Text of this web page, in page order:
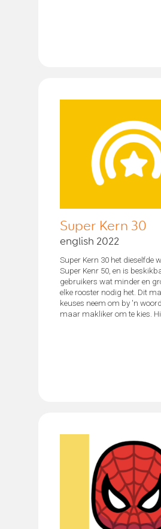
Super Kern 30
english 2022
Super Kern 30 het dieselfde
Super Kenr 50, en is
gebruikers wat minder en
elke rooster nodig het. Dit
keuses neem om by 'n
maar makliker om te kies.